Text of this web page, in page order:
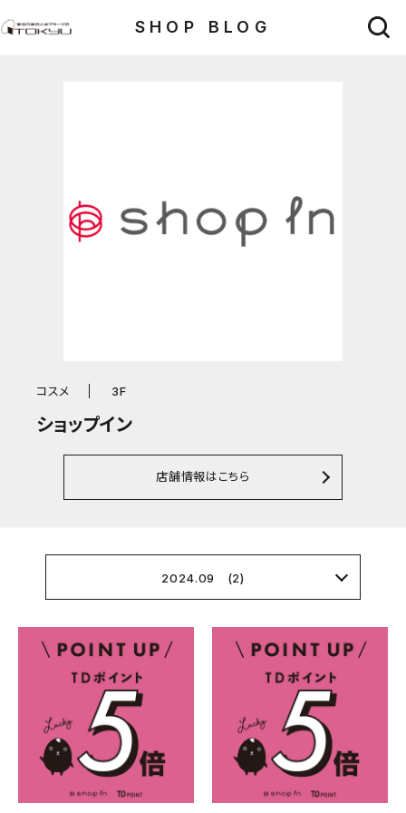
SHOP BLOG
コスメ 3F
ショップイン
店舗情報はこちら
2024.09 (2)